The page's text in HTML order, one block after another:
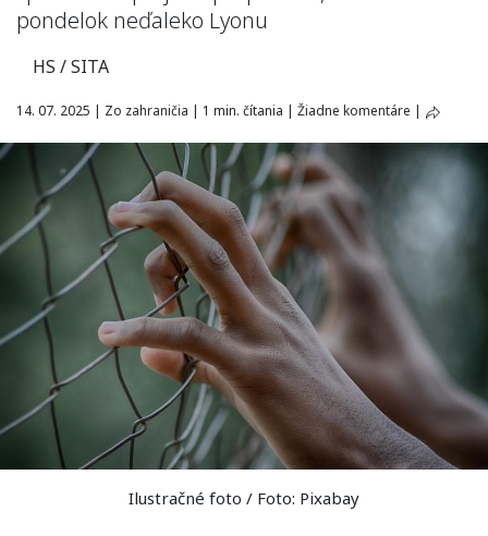
pondelok neďaleko Lyonu
HS / SITA
14. 07. 2025 | Zo zahraničia | 1 min. čítania | Žiadne komentáre |
Ilustračné foto / Foto: Pixabay